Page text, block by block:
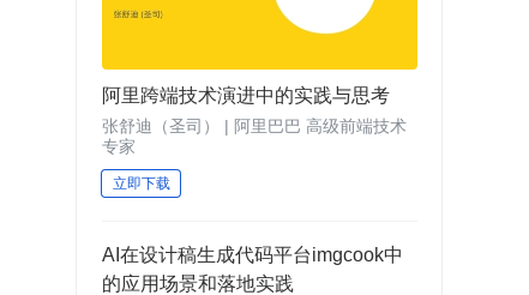
阿里跨端技术演进中的实践与思考
张舒迪（圣司） | 阿里巴巴 高级前端技术
专家
立即下载
AI在设计稿生成代码平台imgcook中
的应用场景和落地实践